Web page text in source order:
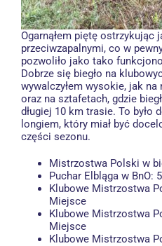
Ogarnąłem piętę
przeciwzapalnymi, co w
pozwoliło jako tako
Dobrze się biegło na
wywalczyłem wysokie, jak
oraz na sztafetach, gdzie
długiej 10 km trasie. To było
longiem, który miał być
części sezonu.
Mistrzostwa Polski w
Puchar Elbląga w BnO:
Klubowe Mistrzostwa
Miejsce
Klubowe Mistrzostwa
Miejsce
Klubowe Mistrzostwa